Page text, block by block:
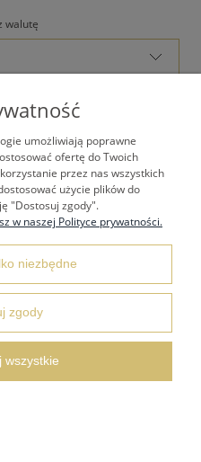
walutę
DOSTAWA
ADRESOWE
PYTANIA
umożliwiają poprawne
ofertę do Twoich
przez nas wszystkich
użycie plików do
"Dostosuj zgody".
w naszej Polityce prywatności.
niezbędne
zgody
wszystkie